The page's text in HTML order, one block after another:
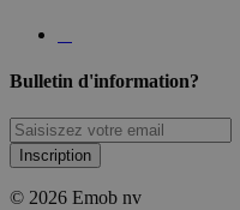
Bulletin d'information?
Inscription
© 2026 Emob nv